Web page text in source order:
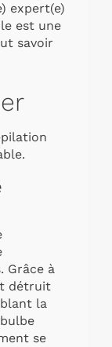
expert(e)
est une
savoir
Grâce à
détruit
la
se